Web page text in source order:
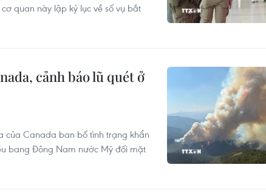
quan này lập kỷ lục về số vụ bắt
cảnh báo lũ quét ở
của Canada ban bố tình trạng khẩn
bang Đông Nam nước Mỹ đối mặt